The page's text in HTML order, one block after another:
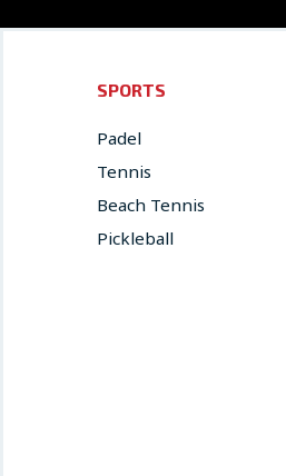
SPORTS
Padel
Tennis
Beach Tennis
Pickleball